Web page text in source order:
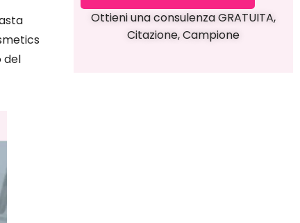
del
Ottieni una consulenza GRATUITA,
Citazione, Campione